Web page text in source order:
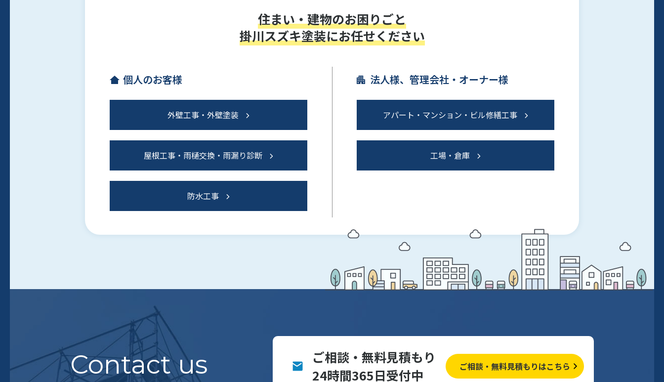
住まい・建物のお困りごと
掛川スズキ塗装にお任せください
個人のお客様
外壁工事・外壁塗装
屋根工事・雨樋交換・雨漏り診断
防水工事
法人様、管理会社・オーナー様
アパート・マンション・ビル修繕工事
工場・倉庫
Contact us
ご相談・無料見積もり
24時間365日受付中
ご相談・無料見積もりはこちら